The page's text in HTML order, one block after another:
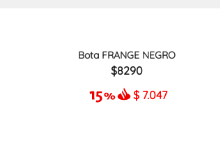
Bota FRANGE NEGRO
8290
$ 7.047